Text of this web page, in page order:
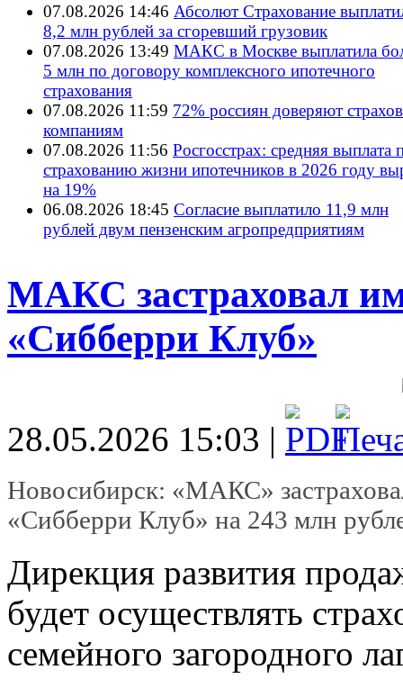
07.08.2026 14:46 Абсолют Страхование
8,2 млн рублей за сгоревший грузовик
07.08.2026 13:49 МАКС в Москве выплатила
5 млн по договору комплексного ипотечного
страхования
07.08.2026 11:59 72% россиян доверяют
компаниям
07.08.2026 11:56 Росгосстрах: средняя выплата
страхованию жизни ипотечников в 2026 году
на 19%
06.08.2026 18:45 Согласие выплатило 11,9 млн
рублей двум пензенским агропредприятиям
МАКС застраховал
«Сибберри Клуб»
28.05.2026 15:03 |
Новосибирск: «МАКС»
«Сибберри Клуб» на 243 млн
Дирекция развития
будет осуществлять
семейного загородного